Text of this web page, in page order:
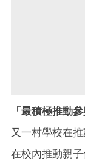
「最積極推動
又一村學校在
在校內推動親